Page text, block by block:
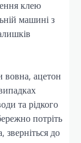
клею
машині з
вовна, ацетон
та рідкого
потріть
до